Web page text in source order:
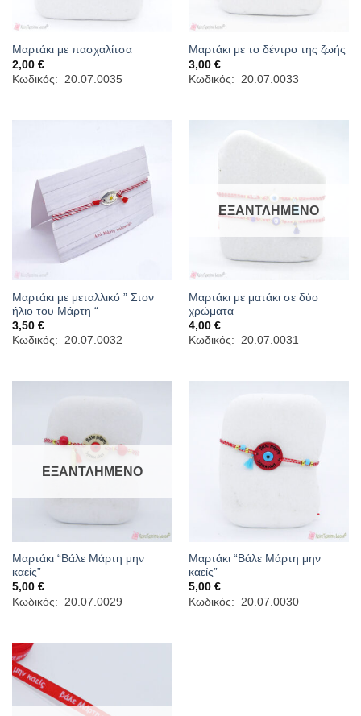
Μαρτάκι με πασχαλίτσα
2,00 €
Κωδικός: 20.07.0035
Μαρτάκι με το δέντρο της ζωής
3,00 €
Κωδικός: 20.07.0033
Μαρτάκι με μεταλλικό ” Στον
ήλιο του Μάρτη “
3,50 €
Κωδικός: 20.07.0032
ΕΞΑΝΤΛΗΜΈΝΟ
Μαρτάκι με ματάκι σε δύο
χρώματα
4,00 €
Κωδικός: 20.07.0031
ΕΞΑΝΤΛΗΜΈΝΟ
Μαρτάκι “Βάλε Μάρτη μην
καείς”
5,00 €
Κωδικός: 20.07.0029
Μαρτάκι “Βάλε Μάρτη μην
καείς”
5,00 €
Κωδικός: 20.07.0030